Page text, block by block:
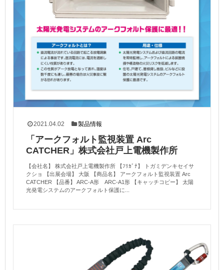
2021.04.02 製品情報
「アークフォルト監視装置 Arc
CATCHER」株式会社戸上電機製作所
【会社名】 株式会社戸上電機製作所 【ﾌﾘｶﾞﾅ】 トガミデンキセイサ
クショ 【出展会場】 大阪 【商品名】 アークフォルト監視装置 Arc
CATCHER 【品番】 ARC-A形 ARC-A1形 【キャッチコピー】 太陽
光発電システムのアークフォルト保護に...